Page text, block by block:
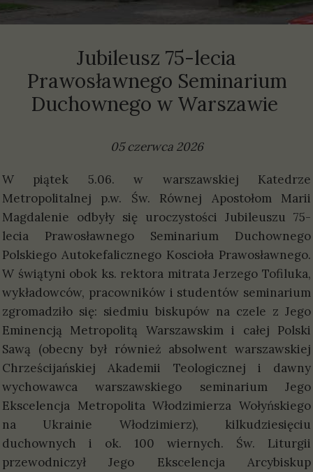
Jubileusz 75-lecia
Prawosławnego Seminarium
Duchownego w Warszawie
05 czerwca 2026
W piątek 5.06. w warszawskiej Katedrze
Metropolitalnej p.w. Św. Równej Apostołom Marii
Magdalenie odbyły się uroczystości Jubileuszu 75-
lecia Prawosławnego Seminarium Duchownego
Polskiego Autokefalicznego Koscioła Prawosławnego.
W świątyni obok ks. rektora mitrata Jerzego Tofiluka,
wykładowców, pracowników i studentów seminarium
zgromadziło się: siedmiu biskupów na czele z Jego
Eminencją Metropolitą Warszawskim i całej Polski
Sawą (obecny był również absolwent warszawskiej
Chrześcijańskiej Akademii Teologicznej i dawny
wychowawca warszawskiego seminarium Jego
Ekscelencja Metropolita Włodzimierza Wołyńskiego
na Ukrainie Włodzimierz), kilkudziesięciu
duchownych i ok. 100 wiernych. Św. Liturgii
przewodniczył Jego Ekscelencja Arcybiskup